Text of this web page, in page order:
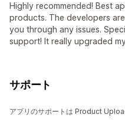
Highly recommended! Best
products. The developers
you through any issues.
support! It really upgraded
サポート
アプリのサポートは Product